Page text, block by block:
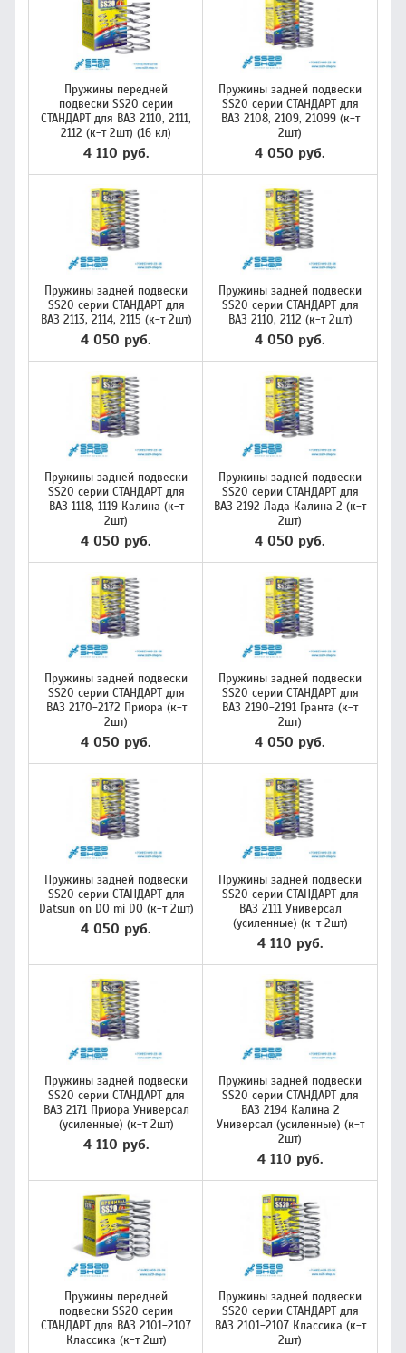
Пружины передней
подвески SS20 серии
СТАНДАРТ для ВАЗ 2110, 2111,
2112 (к-т 2шт) (16 кл)
4 110 руб.
Пружины задней подвески
SS20 серии СТАНДАРТ для
ВАЗ 2108, 2109, 21099 (к-т
2шт)
4 050 руб.
Пружины задней подвески
SS20 серии СТАНДАРТ для
ВАЗ 2113, 2114, 2115 (к-т 2шт)
4 050 руб.
Пружины задней подвески
SS20 серии СТАНДАРТ для
ВАЗ 2110, 2112 (к-т 2шт)
4 050 руб.
Пружины задней подвески
SS20 серии СТАНДАРТ для
ВАЗ 1118, 1119 Калина (к-т
2шт)
4 050 руб.
Пружины задней подвески
SS20 серии СТАНДАРТ для
ВАЗ 2192 Лада Калина 2 (к-т
2шт)
4 050 руб.
Пружины задней подвески
SS20 серии СТАНДАРТ для
ВАЗ 2170-2172 Приора (к-т
2шт)
4 050 руб.
Пружины задней подвески
SS20 серии СТАНДАРТ для
ВАЗ 2190-2191 Гранта (к-т
2шт)
4 050 руб.
Пружины задней подвески
SS20 серии СТАНДАРТ для
Datsun on DO mi DO (к-т 2шт)
4 050 руб.
Пружины задней подвески
SS20 серии СТАНДАРТ для
ВАЗ 2111 Универсал
(усиленные) (к-т 2шт)
4 110 руб.
Пружины задней подвески
SS20 серии СТАНДАРТ для
ВАЗ 2171 Приора Универсал
(усиленные) (к-т 2шт)
4 110 руб.
Пружины задней подвески
SS20 серии СТАНДАРТ для
ВАЗ 2194 Калина 2
Универсал (усиленные) (к-т
2шт)
4 110 руб.
Пружины передней
подвески SS20 серии
СТАНДАРТ для ВАЗ 2101-2107
Классика (к-т 2шт)
Пружины задней подвески
SS20 серии СТАНДАРТ для
ВАЗ 2101-2107 Классика (к-т
2шт)